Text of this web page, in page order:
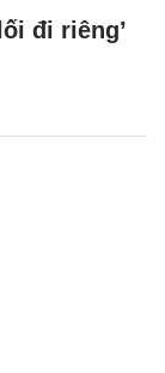
đi riêng’